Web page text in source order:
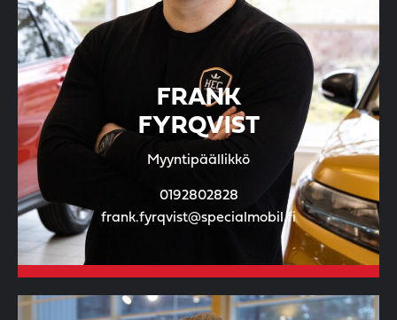
FRANK
FYRQVIST
Myyntipäällikkö
0192802828
frank.fyrqvist@specialmobil.fi